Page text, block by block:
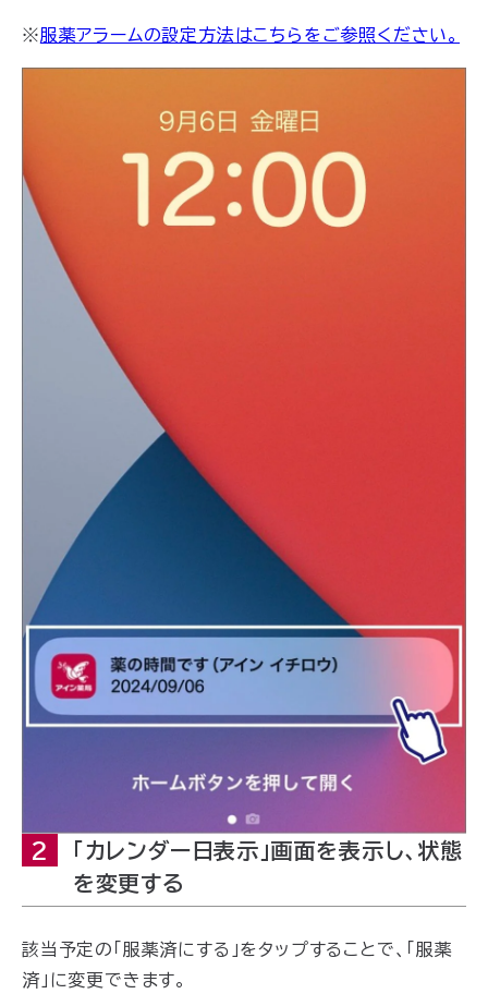
※服薬アラームの設定方法はこちらをご参照ください。
2
「カレンダー日表示」画面を表示し、状態
を変更する
該当予定の「服薬済にする」をタップすることで、「服薬
済」に変更できます。